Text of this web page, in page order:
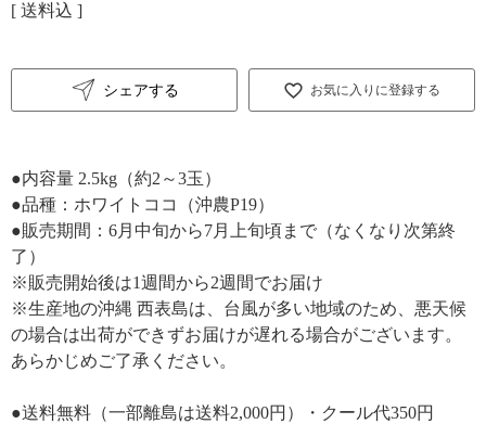
送料込
お気に入りに登録する
シェアする
●内容量 2.5kg（約2～3玉）
●品種：ホワイトココ（沖農P19）
●販売期間：6月中旬から7月上旬頃まで（なくなり次第終
了）
※販売開始後は1週間から2週間でお届け
※生産地の沖縄 西表島は、台風が多い地域のため、悪天候
の場合は出荷ができずお届けが遅れる場合がございます。
あらかじめご了承ください。
●送料無料（一部離島は送料2,000円）・クール代350円